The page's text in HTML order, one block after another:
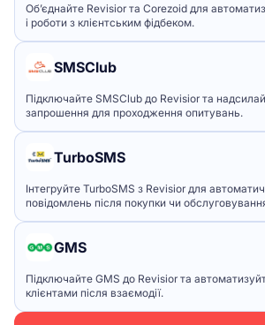
Об’єднайте Revisior та Corezoid для
і роботи з клієнтським фідбеком.
SMSClub
Підключайте SMSClub до Revisior та
запрошення для проходження опитувань.
TurboSMS
Інтегруйте TurboSMS з Revisior для
повідомлень після покупки чи
GMS
Підключайте GMS до Revisior та
клієнтами після взаємодії.